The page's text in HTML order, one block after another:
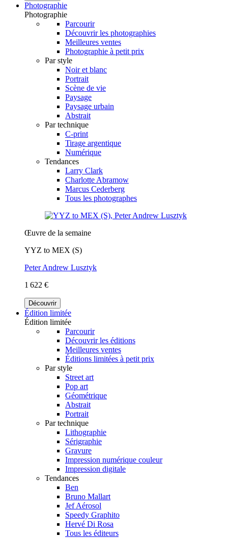
Photographie
Photographie
Parcourir
Découvrir les photographies
Meilleures ventes
Photographie à petit prix
Par style
Noir et blanc
Portrait
Scène de vie
Paysage
Paysage urbain
Abstrait
Par technique
C-print
Tirage argentique
Numérique
Tendances
Larry Clark
Charlotte Abramow
Marcus Cederberg
Tous les photographes
Œuvre de la semaine
YYZ to MEX (S)
Peter Andrew Lusztyk
1 622 €
Découvrir
Édition limitée
Édition limitée
Parcourir
Découvrir les éditions
Meilleures ventes
Éditions limitées à petit prix
Par style
Street art
Pop art
Géométrique
Abstrait
Portrait
Par technique
Lithographie
Sérigraphie
Gravure
Impression numérique couleur
Impression digitale
Tendances
Ben
Bruno Mallart
Jef Aérosol
Speedy Graphito
Hervé Di Rosa
Tous les éditeurs